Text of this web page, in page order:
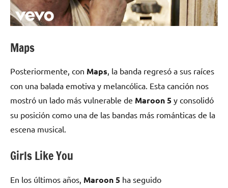
Maps
Posteriormente, con Maps, la banda regresó a sus raíces
con una balada emotiva y melancólica. Esta canción nos
mostró un lado más vulnerable de Maroon 5 y consolidó
su posición como una de las bandas más románticas de la
escena musical.
Girls Like You
En los últimos años, Maroon 5 ha seguido